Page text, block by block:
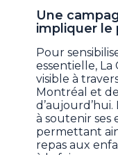
Une
impliquer le
Pour
essentielle,
visible à
Montréal et
à soutenir ses
permettant
repas aux